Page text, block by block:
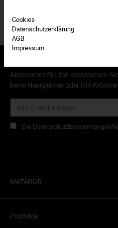
Abonnieren Sie den kostenlosen
keine Neuigkeiten oder HIT-
Die Datenschutzbestimmungen
MATADOR
Produkte
Cookies
Datenschutzerklärung
AGB
Impressum